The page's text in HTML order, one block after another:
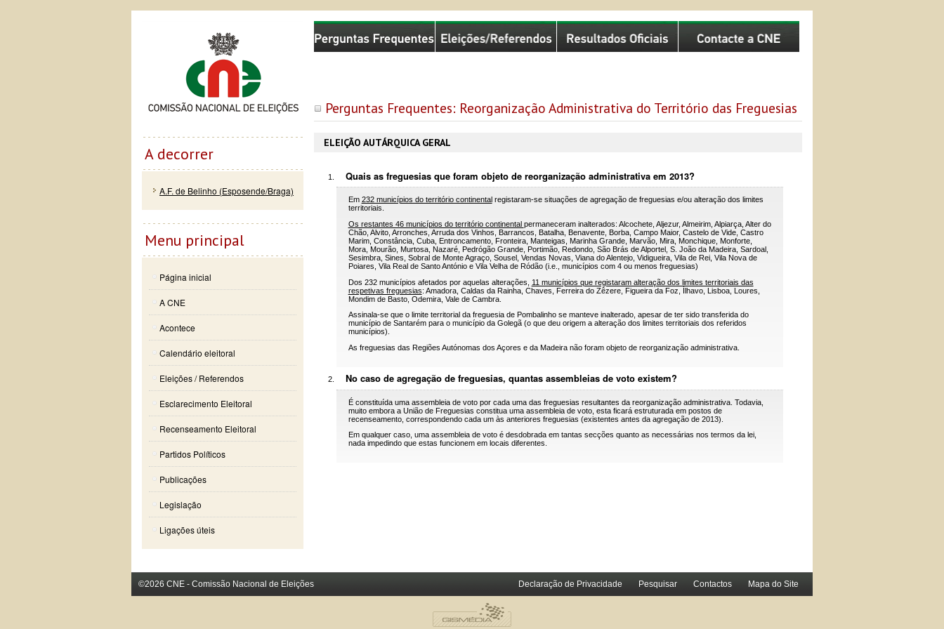
Perguntas Frequentes: Reorganização Administrativa do Território das Freguesias
ELEIÇÃO AUTÁRQUICA GERAL
Quais as freguesias que foram objeto de reorganização administrativa em 2013?
Em 232 municípios do território continentalregistaram-se situações de agregação de freguesias e/ou alteração dos limites
territoriais.
Os restantes 46 municípios do território continental permaneceram inalterados: Alcochete, Aljezur, Almeirim, Alpiarça, Alter do
Chão, Alvito, Arronches, Arruda dos Vinhos, Barrancos, Batalha, Benavente, Borba, Campo Maior, Castelo de Vide, Castro
Marim, Constância, Cuba, Entroncamento, Fronteira, Manteigas, Marinha Grande, Marvão, Mira, Monchique, Monforte,
Mora, Mourão, Murtosa, Nazaré, Pedrógão Grande, Portimão, Redondo, São Brás de Alportel, S. João da Madeira, Sardoal,
Sesimbra, Sines, Sobral de Monte Agraço, Sousel, Vendas Novas, Viana do Alentejo, Vidigueira, Vila de Rei, Vila Nova de
Poiares, Vila Real de Santo António e Vila Velha de Ródão (i.e., municípios com 4 ou menos freguesias)
Dos 232 municípios afetados por aquelas alterações,
11 municípios que registaram alteração dos limites territoriais das
respetivas freguesias: Amadora, Caldas da Rainha, Chaves, Ferreira do Zêzere, Figueira da Foz, Ílhavo, Lisboa, Loures,
Mondim de Basto, Odemira, Vale de Cambra.
Assinala-se que o limite territorial da freguesia de Pombalinho se manteve inalterado, apesar de ter sido transferida do
município de Santarém para o município da Golegã (o que deu origem a alteração dos limites territoriais dos referidos
municípios).
As freguesias das Regiões Autónomas dos Açores e da Madeira não foram objeto de reorganização administrativa.
No caso de agregação de freguesias, quantas assembleias de voto existem?
É constituída uma assembleia de voto por cada uma das freguesias resultantes da reorganização administrativa. Todavia,
muito embora a União de Freguesias constitua uma assembleia de voto, esta ficará estruturada em postos de
recenseamento, correspondendo cada um às anteriores freguesias (existentes antes da agregação de 2013).
Em qualquer caso, uma assembleia de voto é desdobrada em tantas secções quanto as necessárias nos termos da lei,
nada impedindo que estas funcionem em locais diferentes.
Comissão Nacional de Eleições
A decorrer
A.F. de Belinho (Esposende/Braga)
Menu principal
Página inicial
A CNE
Acontece
Calendário eleitoral
Eleições / Referendos
Esclarecimento Eleitoral
Recenseamento Eleitoral
Partidos Políticos
Publicações
Legislação
Ligações úteis
©2026 CNE - Comissão Nacional de Eleições Declaração de Privacidade Pesquisar Contactos Mapa do Site